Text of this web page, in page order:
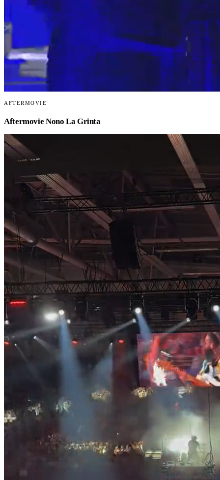
AFTERMOVIE
Aftermovie Nono La Grinta